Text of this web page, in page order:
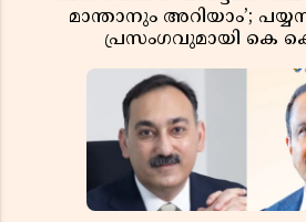
മാന്താനും അറിയാം’;
പ്രസംഗവുമായി കെ